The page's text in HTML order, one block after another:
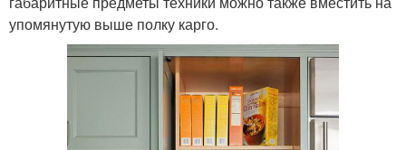
упомянутую выше полку карго.